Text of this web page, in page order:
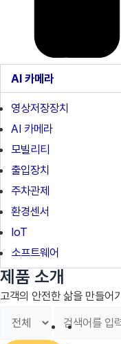
AI 카메라
영상저장장치
AI 카메라
모빌리티
출입장치
주차관제
환경센서
IoT
소프트웨어
제품 소개
고객의 안전한 삶을 만들